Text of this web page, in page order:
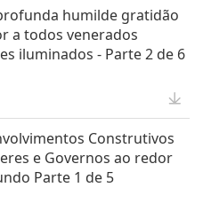
humilde gratidão
a todos venerados
iluminados - Parte 2 de 6
Construtivos
e Governos ao redor
Parte 1 de 5